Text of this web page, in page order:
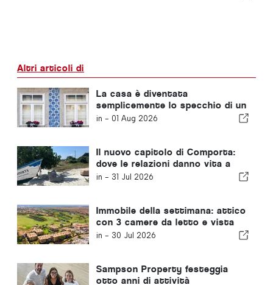
Altri articoli di
La casa è diventata
semplicemente lo specchio di un
problema più ampio in Portogallo
in - 01 Aug 2026
Il nuovo capitolo di Comporta:
dove le relazioni danno vita a
opportunità straordinarie
in - 31 Jul 2026
Immobile della settimana: attico
con 3 camere da letto e vista
sul campo da golf e sul mare a
in - 30 Jul 2026
Sampson Property festeggia
otto anni di attività